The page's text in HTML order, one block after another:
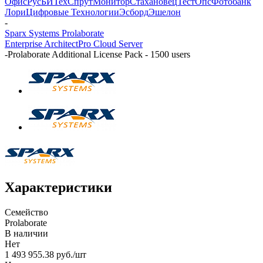
ЛориЦифровые ТехнологииЭсбордЭшелон
-
Sparx Systems Prolaborate
Enterprise ArchitectPro Cloud Server
-Prolaborate Additional License Pack - 1500 users
Характеристики
Семейство
Prolaborate
В наличии
Нет
1 493 955.38 руб./шт